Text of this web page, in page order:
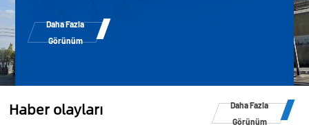
kuruluştur. Çin'de çevre dostu plasticizörler için en büyük
Ar-Ge ve üretim üslerinden biri olarak,
Daha Fazla
Görünüm
Haber olayları
Daha Fazla
Görünüm